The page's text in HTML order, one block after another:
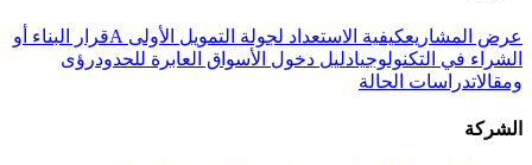
عرض المشاريعكيفية الاستعداد لجولة التمويل الأولى A
قرار البناء أو
الشراء في التكنولوجيادليل دخول الأسواق العابرة للحدودرؤى
ومقالاتدراسات الحالة
الشركة